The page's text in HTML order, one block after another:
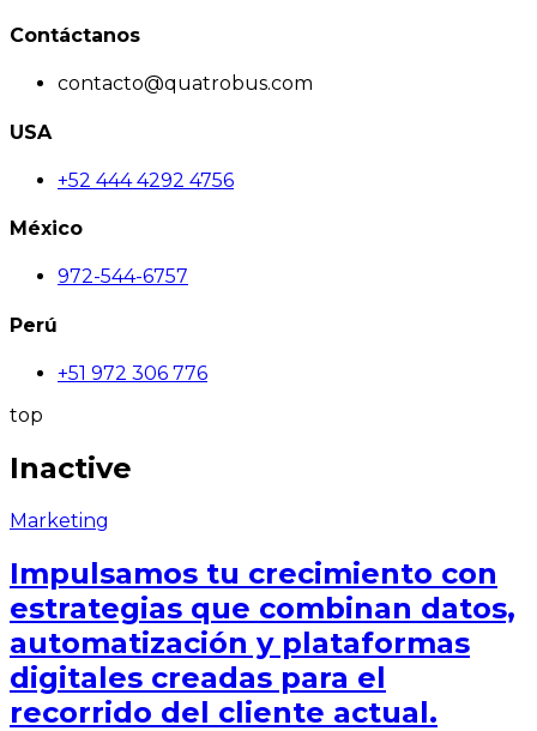
Contáctanos
contacto@quatrobus.com
USA
+52 444 4292 4756
México
972-544-6757
Perú
+51 972 306 776
top
Inactive
Marketing
Impulsamos tu crecimiento con
estrategias que combinan datos,
automatización y plataformas
digitales creadas para el
recorrido del cliente actual.